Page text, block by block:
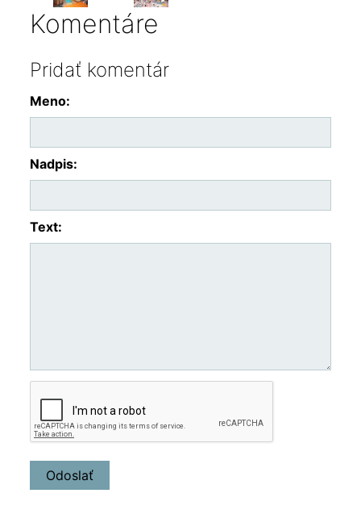
Komentáre
Pridať komentár
Meno:
Nadpis:
Text: